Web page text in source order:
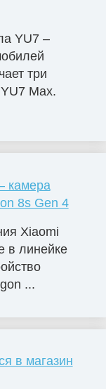
YU7 –
три
Max.
камера
8s Gen 4
Xiaomi
в линейке
...
в магазин